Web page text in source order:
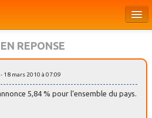
REPONSE
- 18 mars 2010 à 07:09
5,84 % pour l’ensemble du pays.